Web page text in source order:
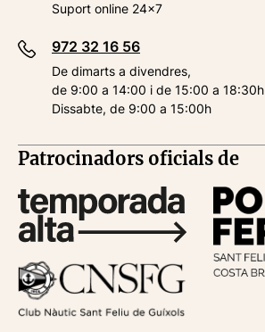
Suport online 24x7
972 32 16 56
De dimarts a divendres,
de 9:00 a 14:00 i de 15:00 a 18:30h
Dissabte, de 9:00 a 15:00h
Patrocinadors oficials de